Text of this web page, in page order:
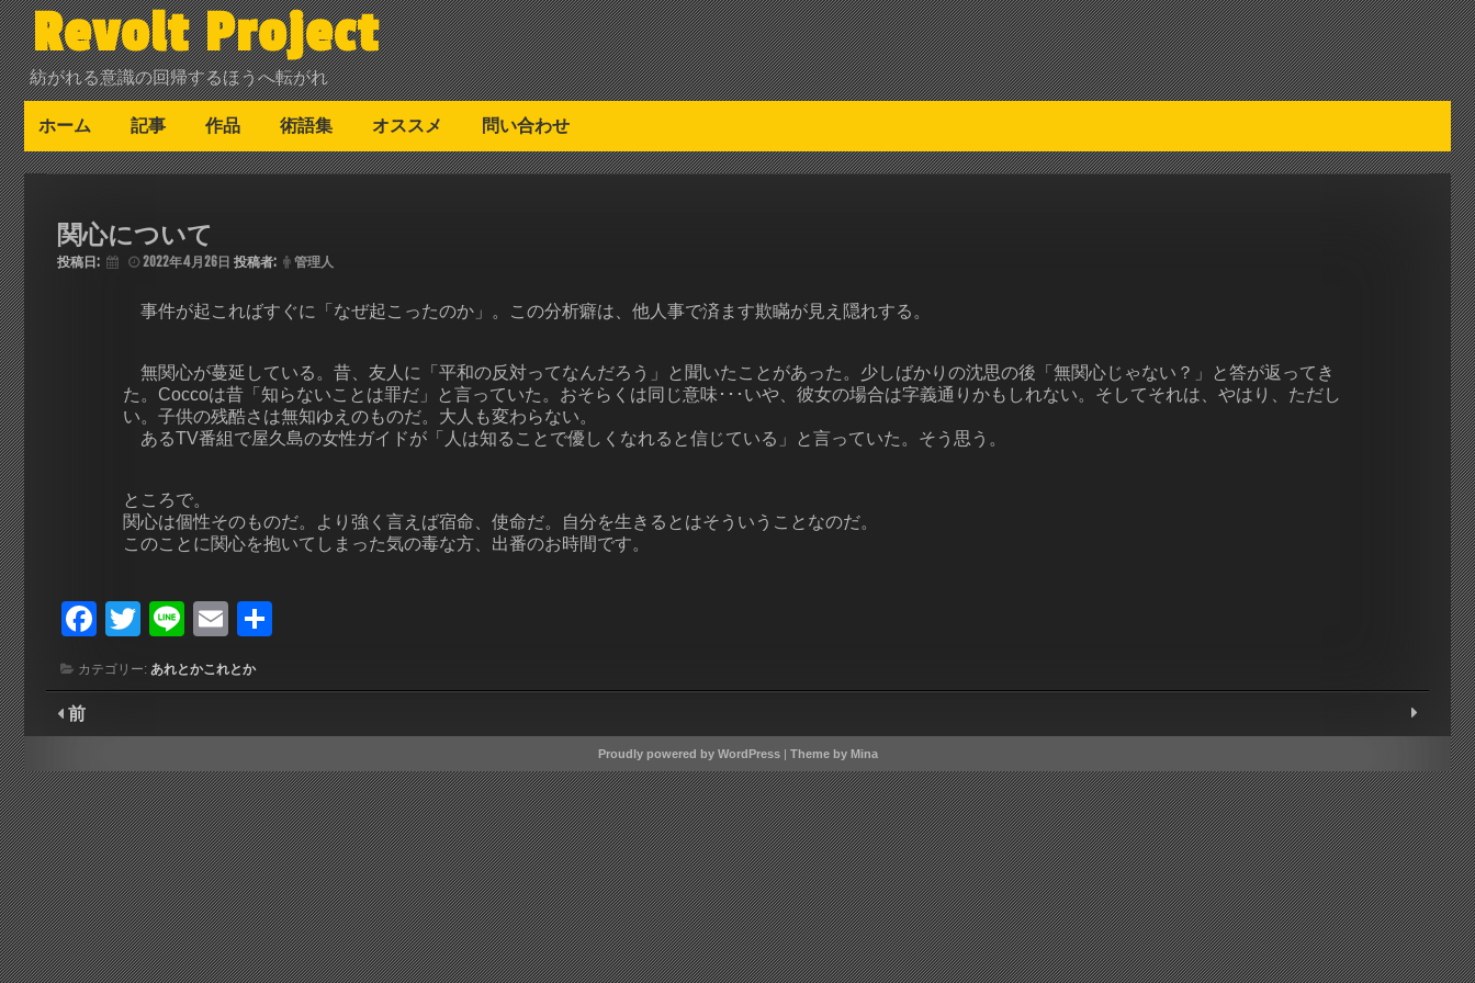
Revolt Project
紡がれる意識の回帰するほうへ転がれ
ホーム 記事 作品 術語集 オススメ 問い合わせ
関心について
投稿日: 2022年4月26日 投稿者: 管理人
事件が起こればすぐに「なぜ起こったのか」。この分析癖は、他人事で済ます欺瞞が見え隠れする。
無関心が蔓延している。昔、友人に「平和の反対ってなんだろう」と聞いたことがあった。少しばかりの沈思の後「無関心じゃない？」と答が返ってき
た。Coccoは昔「知らないことは罪だ」と言っていた。おそらくは同じ意味･･･いや、彼女の場合は字義通りかもしれない。そしてそれは、やはり、ただし
い。子供の残酷さは無知ゆえのものだ。大人も変わらない。
あるTV番組で屋久島の女性ガイドが「人は知ることで優しくなれると信じている」と言っていた。そう思う。
ところで。
関心は個性そのものだ。より強く言えば宿命、使命だ。自分を生きるとはそういうことなのだ。
このことに関心を抱いてしまった気の毒な方、出番のお時間です。
F
a
c
o
o
k
T
w
itt
Li
n
e
E
m
ai
カテゴリー: あれとかこれとか
前
Proudly powered by WordPress | Theme by Mina